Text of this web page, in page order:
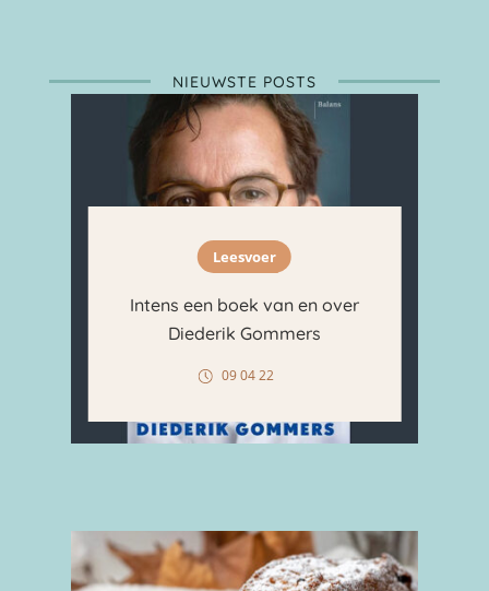
NIEUWSTE POSTS
Leesvoer
Intens een boek van en over
Diederik Gommers
09 04 22